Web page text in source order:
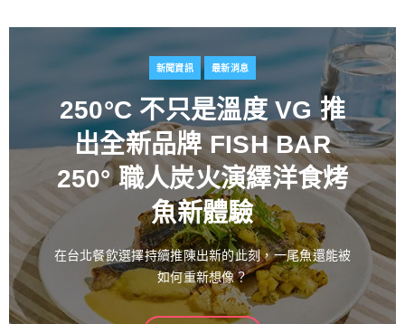
新聞資訊 最新消息
百富攜手金獎藝術家推出
花時心藝限量禮盒 循四季
流轉描繪時間之美 演繹過
桶工藝經典 獻禮中秋
中秋佳節向來是傳遞情誼與分享珍藏的重要時刻。堅
持百年製酒工藝